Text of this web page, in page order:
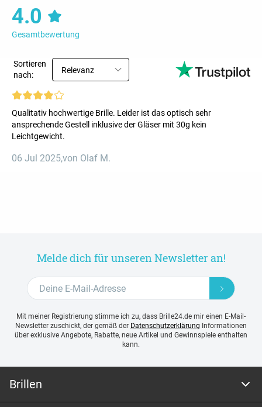
4.0
Gesamtbewertung
Sortieren
nach:
Relevanz
Qualitativ hochwertige Brille. Leider ist das optisch sehr
ansprechende Gestell inklusive der Gläser mit 30g kein
Leichtgewicht.
06 Jul 2025,von Olaf M.
Melde dich für unseren Newsletter an!
Mit meiner Registrierung stimme ich zu, dass Brille24.de mir einen E-Mail-
Newsletter zuschickt, der gemäß der Datenschutzerklärung Informationen
über exklusive Angebote, Rabatte, neue Artikel und Gewinnspiele enthalten
kann.
Brillen